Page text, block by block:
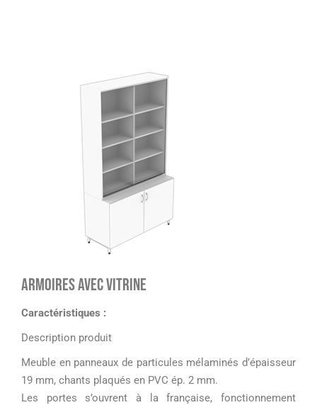
Armoires avec vitrine
Caractéristiques :
Description produit
Meuble en panneaux de particules mélaminés d’épaisseur
19 mm, chants plaqués en PVC ép. 2 mm.
Les portes s’ouvrent à la française, fonctionnement